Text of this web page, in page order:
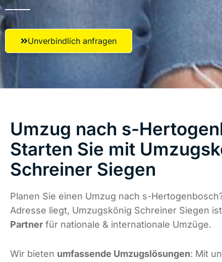
Unverbindlich anfragen
Umzug nach s-
Starten Sie mit
Schreiner Siegen
Planen Sie einen Umzug nach s-
Adresse liegt, Umzugskönig Schreiner Siegen ist
Partner für nationale & internationale Umzüge.
Wir bieten umfassende Umzugslösungen: Mit